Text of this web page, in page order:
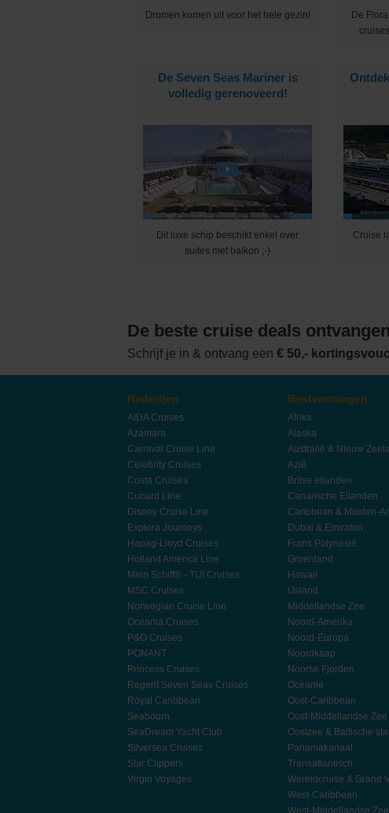
Dromen komen uit voor het hele gezin!
De
De Seven Seas Mariner is
volledig gerenoveerd!
Dit luxe schip beschikt enkel over
suites met balkon ;-)
Cruise
De beste cruise deals
Schrijf je in & ontvang een € 50,-
Rederijen
AIDA Cruises
Azamara
Carnival Cruise Line
Celebrity Cruises
Costa Cruises
Cunard Line
Disney Cruise Line
Explora Journeys
Hapag-Lloyd Cruises
Holland America Line
Mein Schiff® - TUI Cruises
MSC Cruises
Norwegian Cruise Line
Oceania Cruises
P&O Cruises
PONANT
Princess Cruises
Regent Seven Seas Cruises
Royal Caribbean
Seabourn
SeaDream Yacht Club
Silversea Cruises
Star Clippers
Virgin Voyages
Bestemmingen
Afrika
Alaska
Australië & Nieuw
Azië
Britse eilanden
Canarische Eilanden
Caribbean & Midden-
Dubai & Emiraten
Frans Polynesië
Groenland
Hawaii
IJsland
Middellandse Zee
Noord-Amerika
Noord-Europa
Noordkaap
Noorse Fjorden
Oceanie
Oost-Caribbean
Oost-Middellandse Zee
Oostzee & Baltische
Panamakanaal
Transatlantisch
Wereldcruise & Grand
West-Caribbean
West-Middellandse Zee